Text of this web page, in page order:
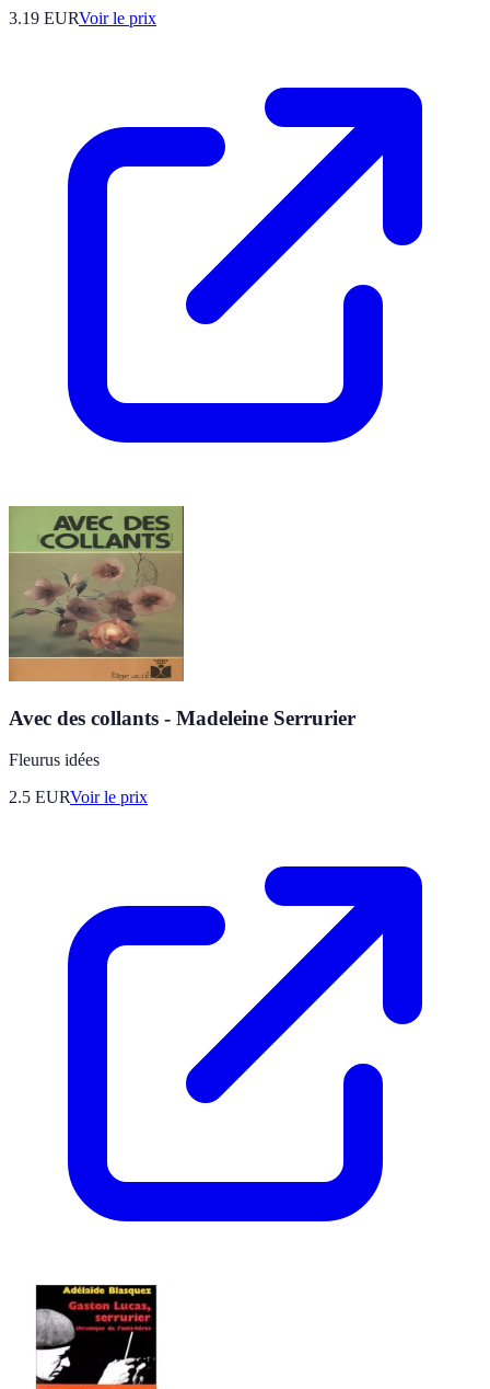
3.19 EURVoir le prix
Avec des collants - Madeleine Serrurier
Fleurus idées
2.5 EURVoir le prix